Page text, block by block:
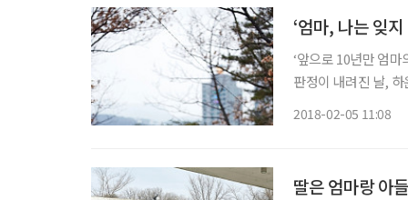
‘엄마, 나는 잊
‘앞으로 10년만 엄
판정이 내려진 날,
2018-02-05 11:08
딸은 엄마랑 아